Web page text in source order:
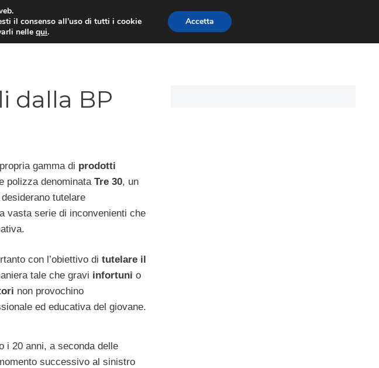
PRESTITI
dalla BP
gamma di prodotti
polizza denominataTre 30, un
tutelare
vasta serie di inconvenienti che
con l’obiettivo di tutelare il
tale che gravi infortuni o
non provochino
ed educativa del giovane.
i 20 anni, a seconda delle
successivo al sinistro
il consenso all’uso di tutti i cookie
nellequi.
Accetta